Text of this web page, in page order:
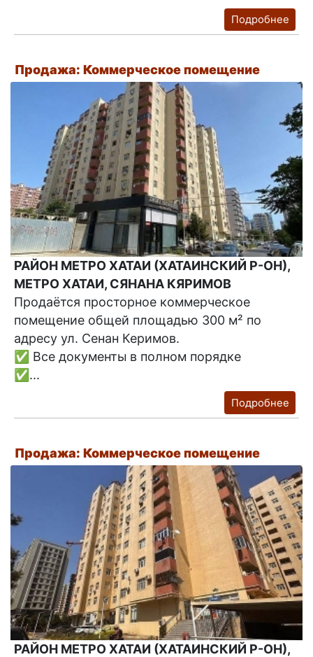
Подробнее
Продажа: Коммерческое помещение
РАЙОН МЕТРО ХАТАИ (ХАТАИНСКИЙ Р-ОН),
МЕТРО ХАТАИ, СЯНАНА КЯРИМОВ
Продаётся просторное коммерческое
помещение общей площадью 300 м² по
адресу ул. Сенан Керимов.
✅ Все документы в полном порядке
✅...
Подробнее
Продажа: Коммерческое помещение
РАЙОН МЕТРО ХАТАИ (ХАТАИНСКИЙ Р-ОН),